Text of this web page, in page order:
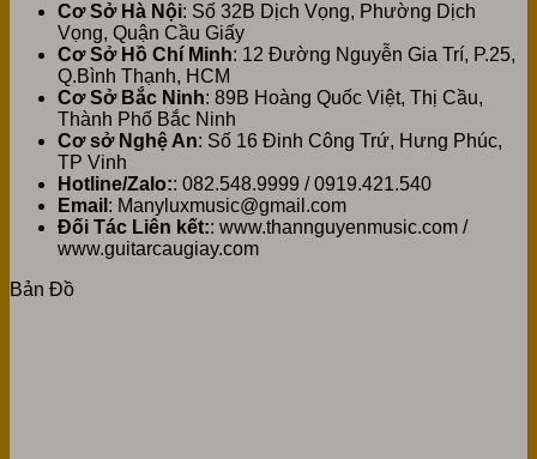
Cơ Sở Hà Nội: Số 32B Dịch Vọng, Phường Dịch
Vọng, Quận Cầu Giấy
Cơ Sở Hồ Chí Minh: 12 Đường Nguyễn Gia Trí, P.25,
Q.Bình Thạnh, HCM
Cơ Sở Bắc Ninh: 89B Hoàng Quốc Việt, Thị Cầu,
Thành Phố Bắc Ninh
Cơ sở Nghệ An: Số 16 Đinh Công Trứ, Hưng Phúc,
TP Vinh
Hotline/Zalo:: 082.548.9999 / 0919.421.540
Email : Manyluxmusic@gmail.com
Đối Tác Liên kết:: www.thannguyenmusic.com /
www.guitarcaugiay.com
Bản Đồ